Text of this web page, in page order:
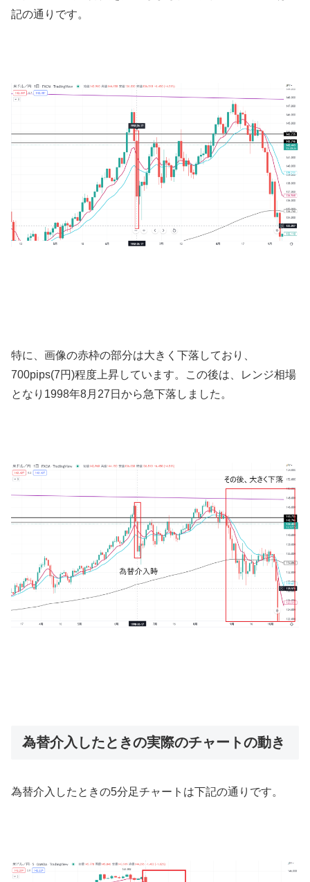
記の通りです。
特に、画像の赤枠の部分は大きく下落しており、
700pips(7円)程度上昇しています。この後は、レンジ相場
となり 1998年8月 27 日から急下落しました。
為替介入したときの実際のチャートの動き
為替介入したときの5分足チャートは下記の通りです。